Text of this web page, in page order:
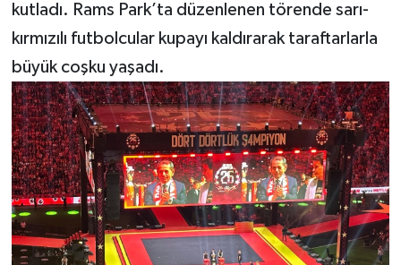
kutladı. Rams Park’ta düzenlenen törende sarı-
kırmızılı futbolcular kupayı kaldırarak taraftarlarla
büyük coşku yaşadı.
Yaşam
KAHRAMANMARAŞ